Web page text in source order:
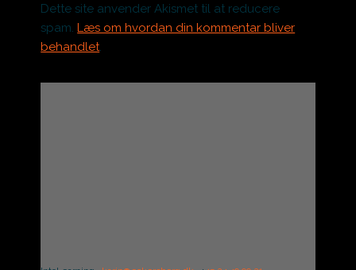
Dette site anvender Akismet til at reducere
spam.Læs om hvordan din kommentar bliver
behandlet.